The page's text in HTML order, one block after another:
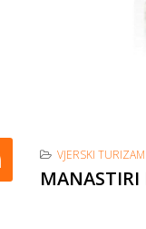
VJERSKI TURIZAM
MANASTIRI